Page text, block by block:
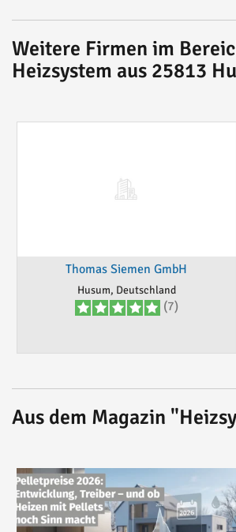
Weitere Firmen im
Heizsystem aus 25813
Thomas Siemen GmbH
Husum, Deutschland
(7)
Aus dem Magazin